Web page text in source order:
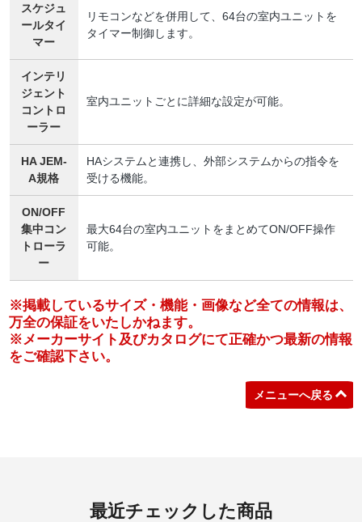
スケジュ
ールタイ
マー
リモコンなどを併用して、64台の室内ユニットを
タイマー制御します。
インテリ
ジェント
コントロ
ーラー
室内ユニットごとに詳細な設定が可能。
HA JEM-
A規格
HAシステムと連携し、外部システムからの指令を
受ける機能。
ON/OFF
集中コン
トローラ
ー
最大64台の室内ユニットをまとめてON/OFF操作
可能。
※掲載しているサイズ・機能・画像など全ての情報は、
万全の保証をいたしかねます。
※メーカーサイト及びカタログにて正確かつ最新の情報
をご確認下さい。
メニューへ戻る
最近チェックした商品